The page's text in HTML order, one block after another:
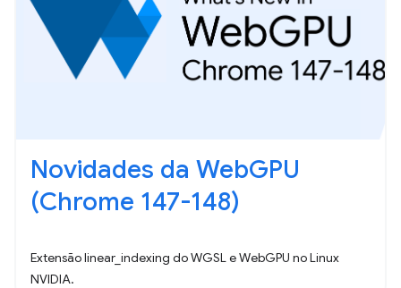
Novidades da WebGPU
(Chrome 147-148)
Extensão linear_indexing do WGSL e WebGPU no Linux
NVIDIA.